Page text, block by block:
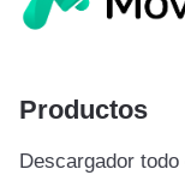
Productos
Descargador todo